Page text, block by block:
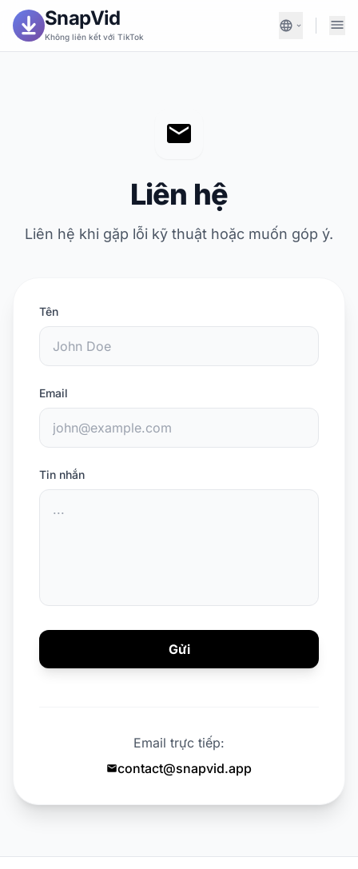
SnapVid
Không liên kết với TikTok
Liên hệ
Liên hệ khi gặp lỗi kỹ thuật hoặc muốn góp ý.
Tên
Email
Tin nhắn
Gửi
Email trực tiếp:
contact@snapvid.app